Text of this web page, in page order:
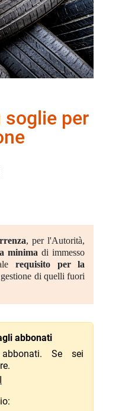
per
, per l'Autorità,
minima di immesso
requisito per la
di quelli fuori
abbonati
Se sei